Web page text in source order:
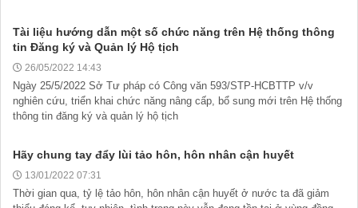
Tài liệu hướng dẫn một số chức năng trên Hệ thống thông
tin Đăng ký và Quản lý Hộ tịch
26/05/2022 14:43
Ngày 25/5/2022 Sở Tư pháp có Công văn 593/STP-HCBTTP v/v
nghiên cứu, triển khai chức năng nâng cấp, bổ sung mới trên Hệ thống
thông tin đăng ký và quản lý hộ tịch
Hãy chung tay đẩy lùi tảo hôn, hôn nhân cận huyết
13/01/2022 07:31
Thời gian qua, tỷ lệ tảo hôn, hôn nhân cận huyết ở nước ta đã giảm